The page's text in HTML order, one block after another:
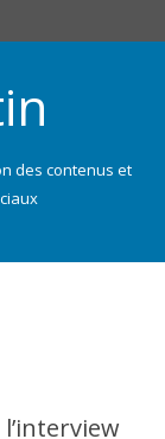
des contenus et